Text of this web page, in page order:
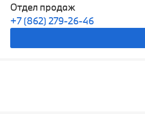
Отдел продаж
+7 (862) 279-26-46